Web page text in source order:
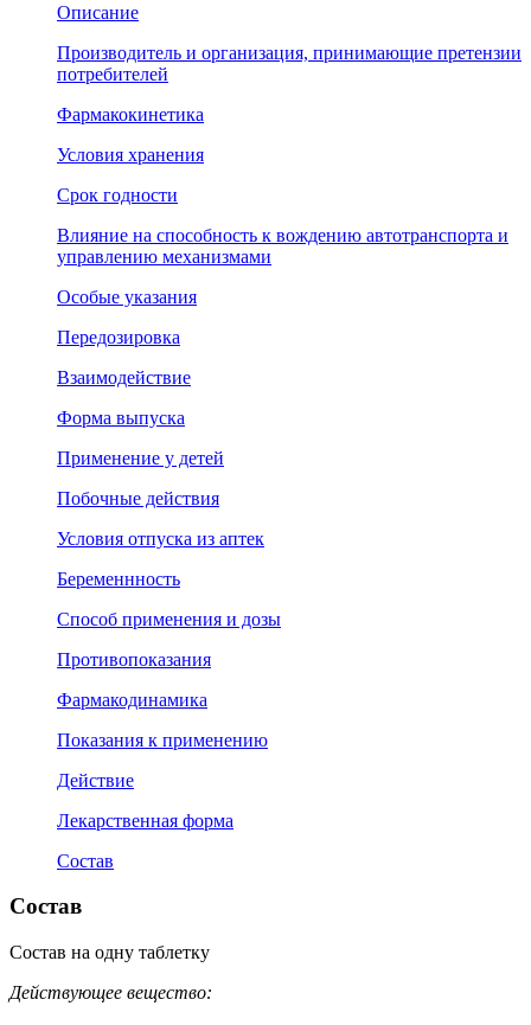
Описание
Производитель и организация, принимающие претензии
потребителей
Фармакокинетика
Условия хранения
Срок годности
Влияние на способность к вождению автотранспорта и
управлению механизмами
Особые указания
Передозировка
Взаимодействие
Форма выпуска
Применение у детей
Побочные действия
Условия отпуска из аптек
Беременнность
Способ применения и дозы
Противопоказания
Фармакодинамика
Показания к применению
Действие
Лекарственная форма
Состав
Состав
Состав на одну таблетку
Действующее вещество: